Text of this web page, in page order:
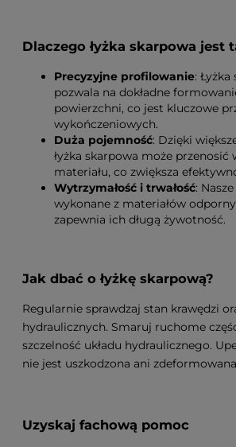
Dlaczego łyżka skarpowa jest
Precyzyjne profilowanie: Łyżka
pozwala na dokładne
powierzchni, co jest kluczowe
wykończeniowych.
Duża pojemność: Dzięki
łyżka skarpowa może przenosić
materiału, co zwiększa
Wytrzymałość i trwałość:
wykonane z materiałów
zapewnia ich długą żywotność.
Jak dbać o łyżkę skarpową?
Regularnie sprawdzaj stan krawędzi
hydraulicznych. Smaruj ruchome
szczelność układu hydraulicznego.
nie jest uszkodzona ani
Uzyskaj fachową pomoc